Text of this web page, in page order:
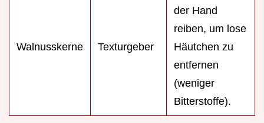
Walnusskerne Texturgeber
der Hand
reiben, um lose
Häutchen zu
entfernen
(weniger
Bitterstoffe).